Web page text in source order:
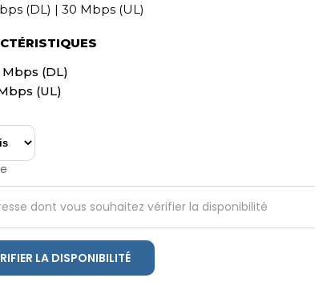
(DL) | 30 Mbps (UL)
(DL)
(UL)
LA DISPONIBILITÉ